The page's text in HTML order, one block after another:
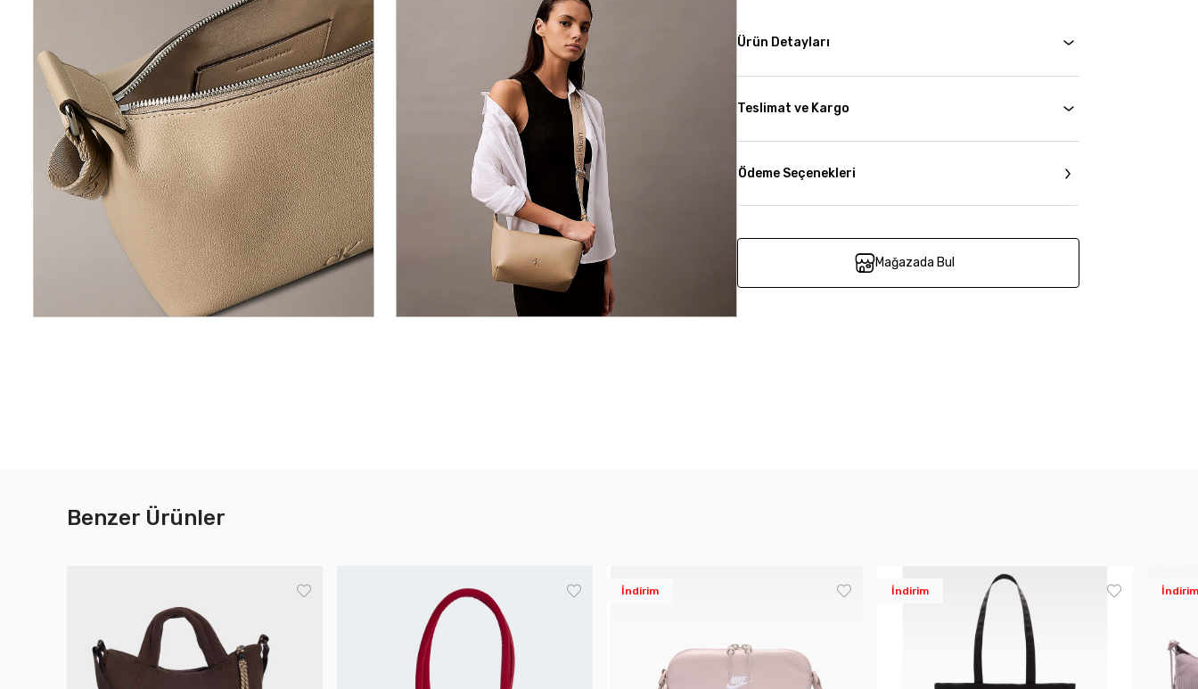
Ürün Detayları
Teslimat ve Kargo
Ödeme Seçenekleri
Mağazada Bul
Benzer Ürünler
İndirim İndirim İndirim